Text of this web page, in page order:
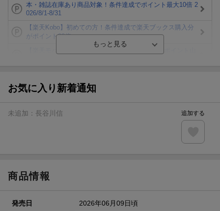
本・雑誌在庫あり商品対象！条件達成でポイント最大10倍 2
026/8/1-8/31
【楽天Kobo】初めての方！条件達成で楽天ブックス購入分
がポイント20倍
ト山分け
楽天モバイル紹介キャンペーンの拡散で300円OFFクーポン
条件達成で楽天限定・宝塚歌劇 宙組貸切公演ペアチケット
お気に入り新着通知
未追加： 長谷川信 追加する
商品情報
発売日 2026年06月09日頃